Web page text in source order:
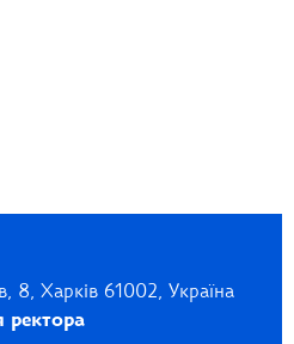
8, Харків 61002, Україна
ректора